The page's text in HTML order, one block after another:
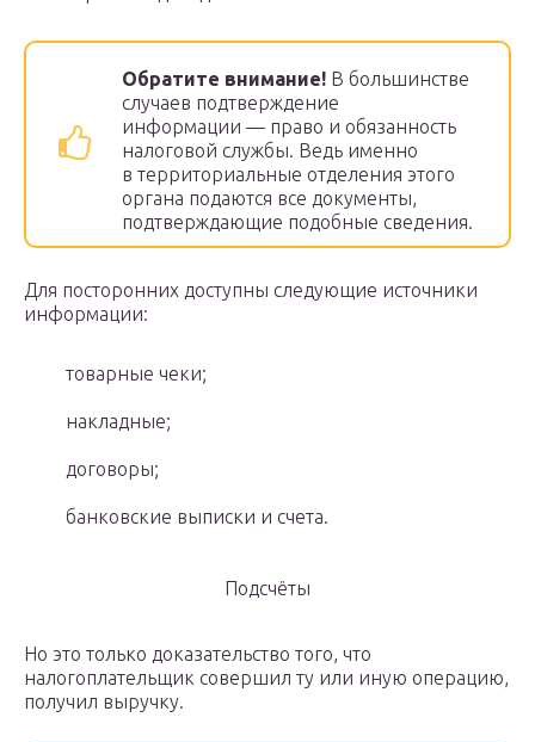
Обратите внимание! В большинстве
случаев подтверждение
информации — право и обязанность
налоговой службы. Ведь именно
в территориальные отделения этого
органа подаются все документы,
подтверждающие подобные сведения.
Для посторонних доступны следующие источники
информации:
товарные чеки;
накладные;
договоры;
банковские выписки и счета.
Подсчёты
Но это только доказательство того, что
налогоплательщик совершил ту или иную операцию,
получил выручку.